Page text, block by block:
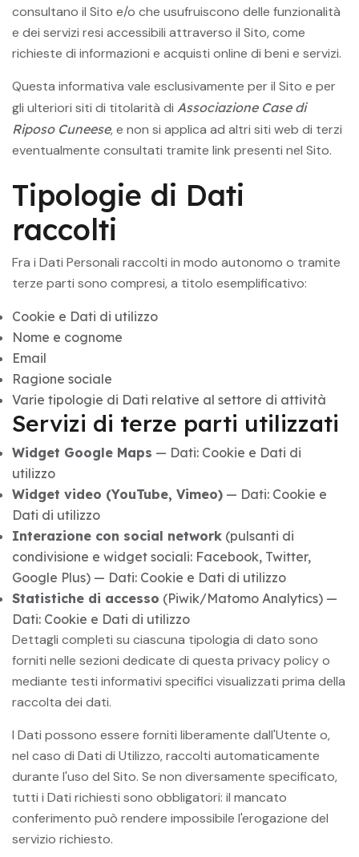
consultano il Sito e/o che usufruiscono delle funzionalità
e dei servizi resi accessibili attraverso il Sito, come
richieste di informazioni e acquisti online di beni e servizi.
Questa informativa vale esclusivamente per il Sito e per
gli ulteriori siti di titolarità di Associazione Case di
Riposo Cuneese, e non si applica ad altri siti web di terzi
eventualmente consultati tramite link presenti nel Sito.
Tipologie di Dati
raccolti
Fra i Dati Personali raccolti in modo autonomo o tramite
terze parti sono compresi, a titolo esemplificativo:
Cookie e Dati di utilizzo
Nome e cognome
Email
Ragione sociale
Varie tipologie di Dati relative al settore di attività
Servizi di terze parti utilizzati
Widget Google Maps — Dati: Cookie e Dati di
utilizzo
Widget video (YouTube, Vimeo) — Dati: Cookie e
Dati di utilizzo
Interazione con social network (pulsanti di
condivisione e widget sociali: Facebook, Twitter,
Google Plus) — Dati: Cookie e Dati di utilizzo
Statistiche di accesso (Piwik/Matomo Analytics) —
Dati: Cookie e Dati di utilizzo
Dettagli completi su ciascuna tipologia di dato sono
forniti nelle sezioni dedicate di questa privacy policy o
mediante testi informativi specifici visualizzati prima della
raccolta dei dati.
I Dati possono essere forniti liberamente dall'Utente o,
nel caso di Dati di Utilizzo, raccolti automaticamente
durante l'uso del Sito. Se non diversamente specificato,
tutti i Dati richiesti sono obbligatori: il mancato
conferimento può rendere impossibile l'erogazione del
servizio richiesto.